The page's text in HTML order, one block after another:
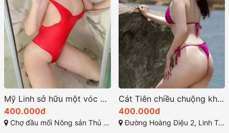
Mỹ Linh sở hữu một vóc dáng quyến rũ
400.000đ
Chợ đầu mối Nông sản Thủ Đức, Quốc lộ 1A, Tam Bình, Thành Phố Thủ Đức, Thành phố Hồ Chí Minh
Cát Tiên chiều chuộng khách hàng một cách tận tâm
400.000đ
Đường Hoàng Diệu 2, Linh Trung, Thủ Đức, Thành phố Hồ Chí Minh